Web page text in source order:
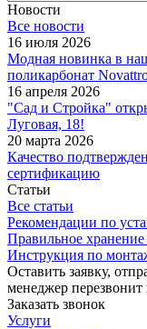
Новости
Все новости
16 июля 2026
Модная новинка в
поликарбонат
16 апреля 2026
"Сад и Стройка"
Луговая, 18!
20 марта 2026
Качество
сертификацию
Статьи
Все статьи
Рекомендации по
Правильное хранение
Инструкция по
Оставить заявку,
менеджер перезвонит
Заказать звонок
Услуги